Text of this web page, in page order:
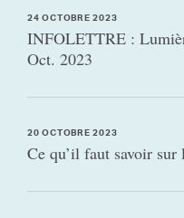
24 OCTOBRE 2023
INFOLETTRE :
Oct. 2023
20 OCTOBRE 2023
Ce qu’il faut savoir